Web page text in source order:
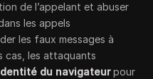
de l’appelant et abuser
les appels
les faux messages à
cas, les attaquants
du navigateurpour